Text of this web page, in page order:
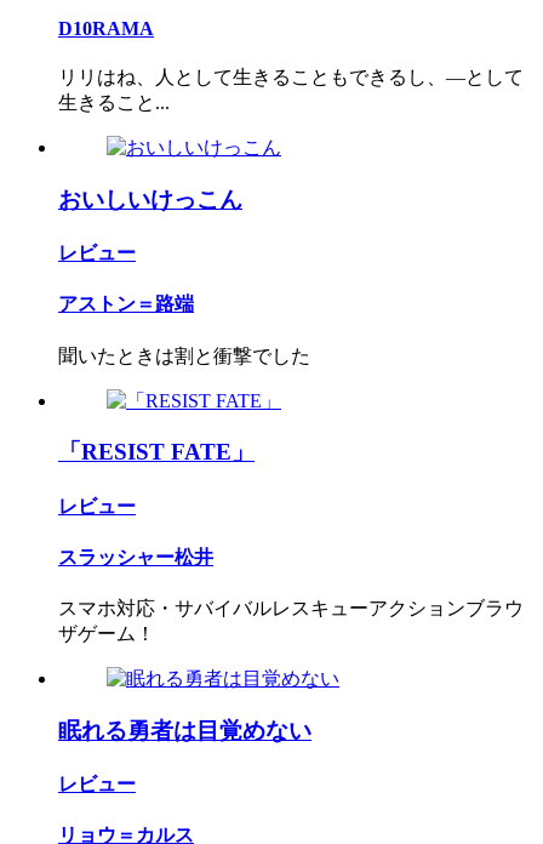
D10RAMA
リリはね、人として生きることもできるし、―として
生きること...
おいしいけっこん
レビュー
アストン＝路端
聞いたときは割と衝撃でした
「RESIST FATE」
レビュー
スラッシャー松井
スマホ対応・サバイバルレスキューアクションブラウ
ザゲーム！
眠れる勇者は目覚めない
レビュー
リョウ＝カルス